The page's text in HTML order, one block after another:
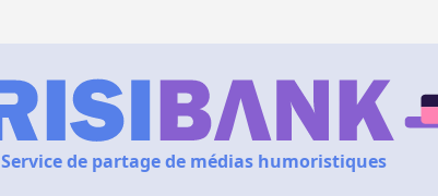
Service de partage de médias humoristiques